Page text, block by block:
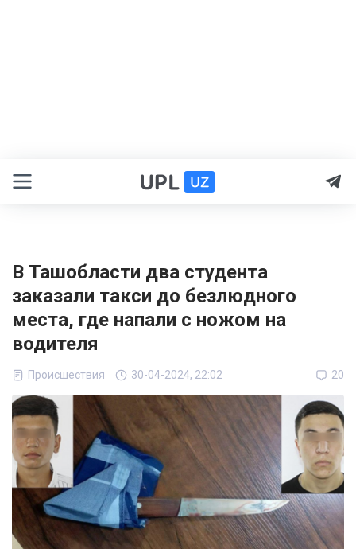
В Ташобласти два студента
заказали такси до безлюдного
места, где напали с ножом на
водителя
Происшествия 30-04-2024, 22:02 20